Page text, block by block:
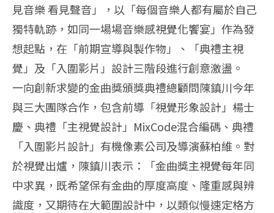
見音樂 看見聲音」，以「每個音樂人都有屬於自己
獨特軌跡，如同一場場音樂感視覺化饗宴」作為發
想起點，在「前期宣導與製作物」、「典禮主視
覺」及「入圍影片」設計三階段進行創意激盪。
一向創新求變的金曲獎頒獎典禮總顧問陳鎮川今年
與三大團隊合作，包含前導「視覺形象設計」楊士
慶、典禮「主視覺設計」MixCode混合編碼、典禮
「入圍影片設計」有機像素公司及導演蘇柏維。對
於視覺出爐，陳鎮川表示：「金曲獎主視覺每年同
中求異，既希望保有金曲的厚度高度、隆重感與辨
識度，又期待在大範圍設計中，以類似慢速定格方